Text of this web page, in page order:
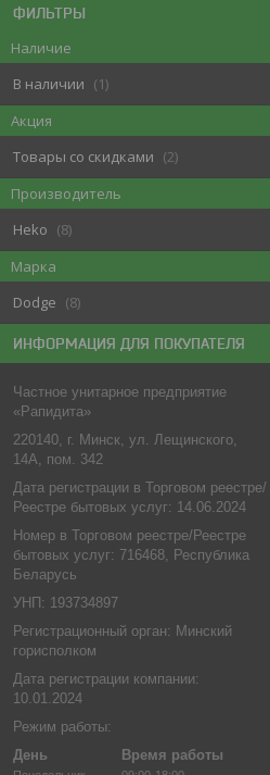
ФИЛЬТРЫ
Наличие
В наличии
1
Акция
Товары со скидками
2
Производитель
Heko
8
Марка
Dodge
8
ИНФОРМАЦИЯ ДЛЯ ПОКУПАТЕЛЯ
Частное унитарное предприятие
«Рапидита»
220140, г. Минск, ул. Лещинского,
14А, пом. 342
Дата регистрации в Торговом реестре/
Реестре бытовых услуг: 14.06.2024
Номер в Торговом реестре/Реестре
бытовых услуг: 716468, Республика
Беларусь
УНП: 193734897
Регистрационный орган: Минский
горисполком
Дата регистрации компании:
10.01.2024
Режим работы:
День
Время работы